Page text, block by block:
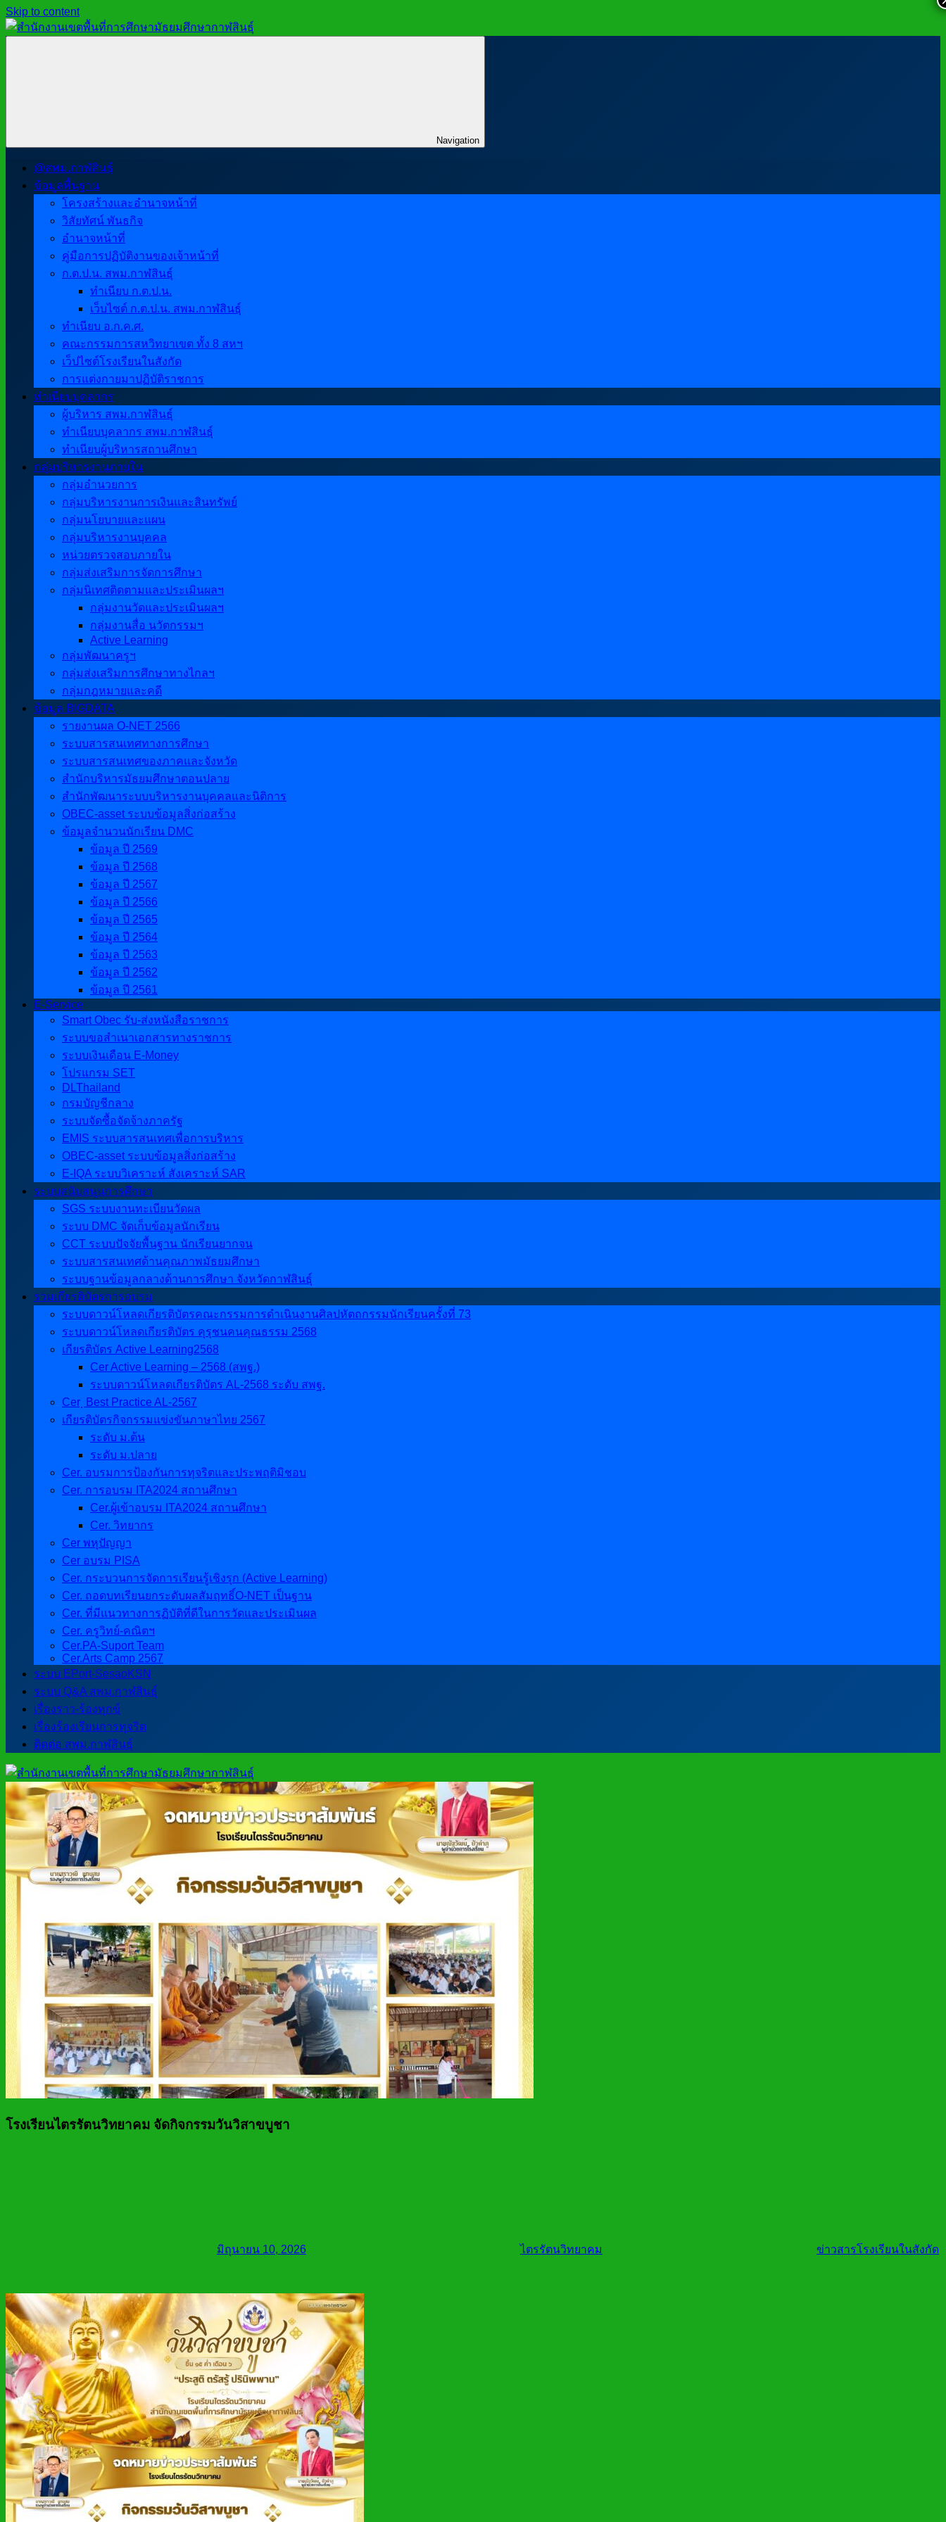
Skip to content
มัธยมศึกษา
กาฬสินธุ์
ศึกษา
มัธยมศึกษา
กาฬสินธุ์
Navigation
@สพม.กาฬสินธุ์
ข้อมูลพื้นฐาน
โครงสร้างและอำนาจหน้าที่
วิสัยทัศน์ พันธกิจ
อำนาจหน้าที่
คู่มือการปฏิบัติงานของเจ้าหน้าที่
ก.ต.ป.น. สพม.กาฬสินธุ์
ทำเนียบ ก.ต.ป.น.
เว็บไซต์ ก.ต.ป.น. สพม.กาฬสินธุ์
ทำเนียบ อ.ก.ค.ศ.
คณะกรรมการสหวิทยาเขต ทั้ง 8 สหฯ
เว็ปไซต์โรงเรียนในสังกัด
การแต่งกายมาปฏิบัติราชการ
ทำเนียบบุคลากร
ผู้บริหาร สพม.กาฬสินธุ์
ทำเนียบบุคลากร สพม.กาฬสินธุ์
ทำเนียบผู้บริหารสถานศึกษา
กลุ่มบริหารงานภายใน
กลุ่มอำนวยการ
กลุ่มบริหารงานการเงินและสินทรัพย์
กลุ่มนโยบายและแผน
กลุ่มบริหารงานบุคคล
หน่วยตรวจสอบภายใน
กลุ่มส่งเสริมการจัดการศึกษา
กลุ่มนิเทศติดตามและประเมินผลฯ
กลุ่มงานวัดและประเมินผลฯ
กลุ่มงานสื่อ นวัตกรรมฯ
Active Learning
กลุ่มพัฒนาครูฯ
กลุ่มส่งเสริมการศึกษาทางไกลฯ
กลุ่มกฎหมายและคดี
ข้อมูล BIGDATA
รายงานผล O-NET 2566
ระบบสารสนเทศทางการศึกษา
ระบบสารสนเทศของภาคและจังหวัด
สำนักบริหารมัธยมศึกษาตอนปลาย
สำนักพัฒนาระบบบริหารงานบุคคลและนิติการ
OBEC-asset ระบบข้อมูลสิ่งก่อสร้าง
ข้อมูลจำนวนนักเรียน DMC
ข้อมูล ปี 2569
ข้อมูล ปี 2568
ข้อมูล ปี 2567
ข้อมูล ปี 2566
ข้อมูล ปี 2565
ข้อมูล ปี 2564
ข้อมูล ปี 2563
ข้อมูล ปี 2562
ข้อมูล ปี 2561
E-Service
Smart Obec รับ-ส่งหนังสือราชการ
ระบบขอสำเนาเอกสารทางราชการ
ระบบเงินเดือน E-Money
โปรแกรม SET
DLThailand
กรมบัญชีกลาง
ระบบจัดซื้อจัดจ้างภาครัฐ
EMIS ระบบสารสนเทศเพื่อการบริหาร
OBEC-asset ระบบข้อมูลสิ่งก่อสร้าง
E-IQA ระบบวิเคราะห์ สังเคราะห์ SAR
ระบบสนับสนุนการศึกษา
SGS ระบบงานทะเบียนวัดผล
ระบบ DMC จัดเก็บข้อมูลนักเรียน
CCT ระบบปัจจัยพื้นฐาน นักเรียนยากจน
ระบบสารสนเทศด้านคุณภาพมัธยมศึกษา
ระบบฐานข้อมูลกลางด้านการศึกษา จังหวัดกาฬสินธุ์
รวมเกียรติบัตรการอบรม
ระบบดาวน์โหลดเกียรติบัตรคณะกรรมการดำเนินงานศิลปหัตถกรรมนักเรียนครั้งที่ 73
ระบบดาวน์โหลดเกียรติบัตร คุรุชนคนคุณธรรม 2568
เกียรติบัตร Active Learning2568
Cer Active Learning – 2568 (สพฐ.)
ระบบดาวน์โหลดเกียรติบัตร AL-2568 ระดับ สพฐ.
Cer ฺ Best Practice AL-2567
เกียรติบัตรกิจกรรมแข่งขันภาษาไทย 2567
ระดับ ม.ต้น
ระดับ ม.ปลาย
Cer. อบรมการป้องกันการทุจริตและประพฤติมิชอบ
Cer. การอบรม ITA2024 สถานศึกษา
Cer.ผู้เข้าอบรม ITA2024 สถานศึกษา
Cer. วิทยากร
Cer พหุปัญญา
Cer อบรม PISA
Cer. กระบวนการจัดการเรียนรู้เชิงรุก (Active Learning)
Cer. ถอดบทเรียนยกระดับผลสัมฤทธิ์O-NET เป็นฐาน
Cer. ที่มีแนวทางการฏิบัติที่ดีในการวัดและประเมินผล
Cer. ครูวิทย์-คณิตฯ
Cer.PA-Suport Team
Cer.Arts Camp 2567
ระบบ EPort-SesaoKSN
ระบบ Q&A สพม.กาฬสินธุ์
เรื่องราว-ร้องทุกข์
เรื่องร้องเรียนการทุจริต
ติดต่อ สพม.กาฬสินธุ์
โรงเรียนไตรรัตนวิทยาคม จัดกิจกรรมวันวิสาขบูชา
มิถุนายน 10, 2026 ไตรรัตนวิทยาคม ข่าวสารโรงเรียนในสังกัด